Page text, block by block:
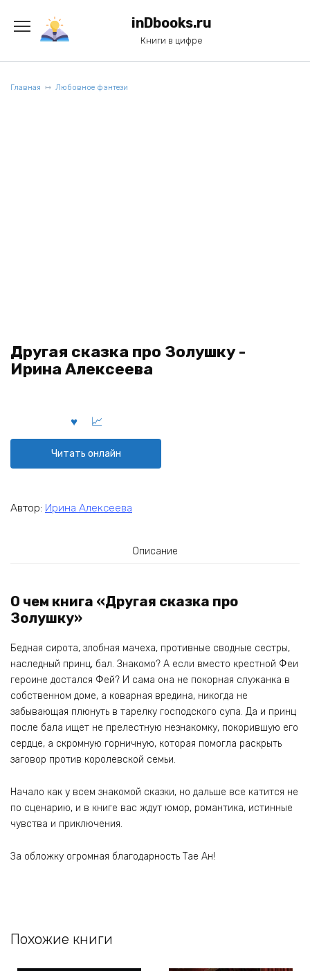
содержанию
inDbooks.ru
Книги в цифре
Главная Любовное фэнтези
Другая сказка про Золушку -
Ирина Алексеева
Читать онлайн
Автор: Ирина Алексеева
Описание
О чем книга «Другая сказка про
Золушку»
Бедная сирота, злобная мачеха, противные сводные сестры,
наследный принц, бал. Знакомо? А если вместо крестной Феи
героине достался Фей? И сама она не покорная служанка в
собственном доме, а коварная вредина, никогда не
забывающая плюнуть в тарелку господского супа. Да и принц
после бала ищет не прелестную незнакомку, покорившую его
сердце, а скромную горничную, которая помогла раскрыть
заговор против королевской семьи.
Начало как у всем знакомой сказки, но дальше все катится не
по сценарию, и в книге вас ждут юмор, романтика, истинные
чувства и приключения.
За обложку огромная благодарность Тае Ан!
Похожие книги